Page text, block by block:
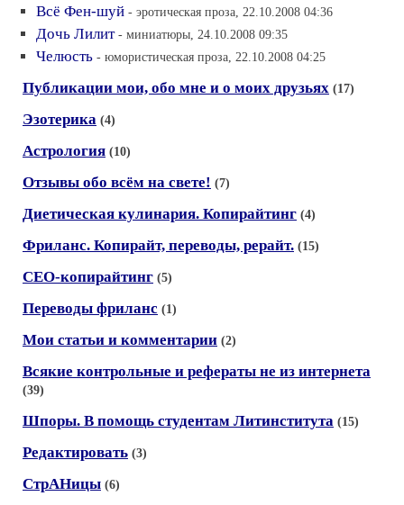
Всё Фен-шуй - эротическая проза, 22.10.2008 04:36
Дочь Лилит - миниатюры, 24.10.2008 09:35
Челюсть - юмористическая проза, 22.10.2008 04:25
Публикации мои, обо мне и о моих друзьях (17)
Эзотерика (4)
Астрология (10)
Отзывы обо всём на свете! (7)
Диетическая кулинария. Копирайтинг (4)
Фриланс. Копирайт, переводы, рерайт. (15)
СЕО-копирайтинг (5)
Переводы фриланс (1)
Мои статьи и комментарии (2)
Всякие контрольные и рефераты не из интернета
(39)
Шпоры. В помощь студентам Литинститута (15)
Редактировать (3)
СтрАНицы (6)